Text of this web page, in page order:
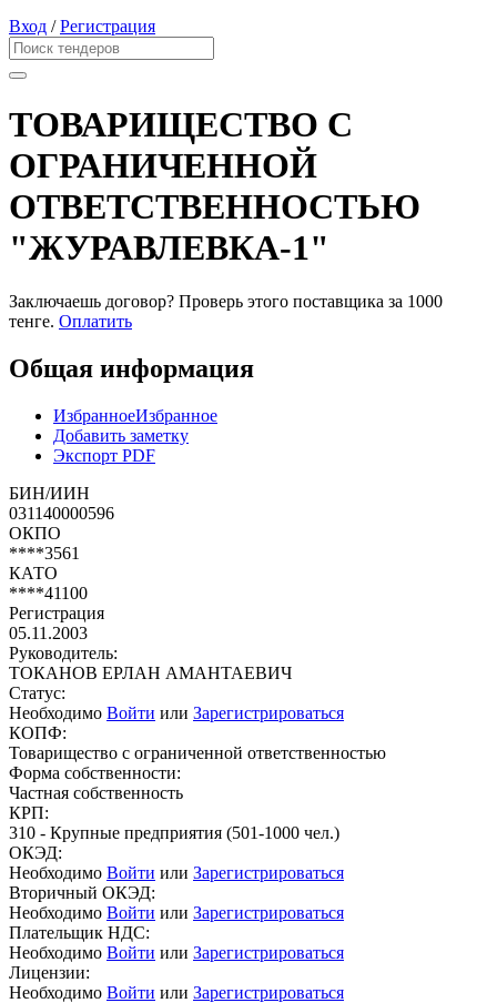
Вход /Регистрация
ТОВАРИЩЕСТВО С
ОГРАНИЧЕННОЙ
ОТВЕТСТВЕННОСТЬЮ
"ЖУРАВЛЕВКА-1"
Заключаешь договор? Проверь этого поставщика за 1000
тенге. Оплатить
Общая информация
ИзбранноеИзбранное
Добавить заметку
Экспорт PDF
БИН/ИИН
031140000596
ОКПО
****3561
КАТО
****41100
Регистрация
05.11.2003
Руководитель:
ТОКАНОВ ЕРЛАН АМАНТАЕВИЧ
Статус:
Необходимо Войти или Зарегистрироваться
КОПФ:
Товарищество с ограниченной ответственностью
Форма собственности:
Частная собственность
КРП:
310 - Крупные предприятия (501-1000 чел.)
ОКЭД:
Необходимо Войти или Зарегистрироваться
Вторичный ОКЭД:
Необходимо Войти или Зарегистрироваться
Плательщик НДС:
Необходимо Войти или Зарегистрироваться
Лицензии:
Необходимо Войти или Зарегистрироваться